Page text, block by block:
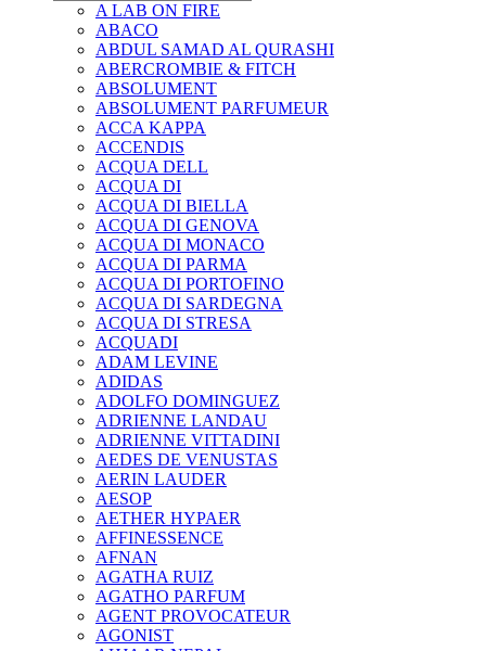
A LAB ON FIRE
ABACO
ABDUL SAMAD AL QURASHI
ABERCROMBIE & FITCH
ABSOLUMENT
ABSOLUMENT PARFUMEUR
ACCA KAPPA
ACCENDIS
ACQUA DELL
ACQUA DI
ACQUA DI BIELLA
ACQUA DI GENOVA
ACQUA DI MONACO
ACQUA DI PARMA
ACQUA DI PORTOFINO
ACQUA DI SARDEGNA
ACQUA DI STRESA
ACQUADI
ADAM LEVINE
ADIDAS
ADOLFO DOMINGUEZ
ADRIENNE LANDAU
ADRIENNE VITTADINI
AEDES DE VENUSTAS
AERIN LAUDER
AESOP
AETHER HYPAER
AFFINESSENCE
AFNAN
AGATHA RUIZ
AGATHO PARFUM
AGENT PROVOCATEUR
AGONIST